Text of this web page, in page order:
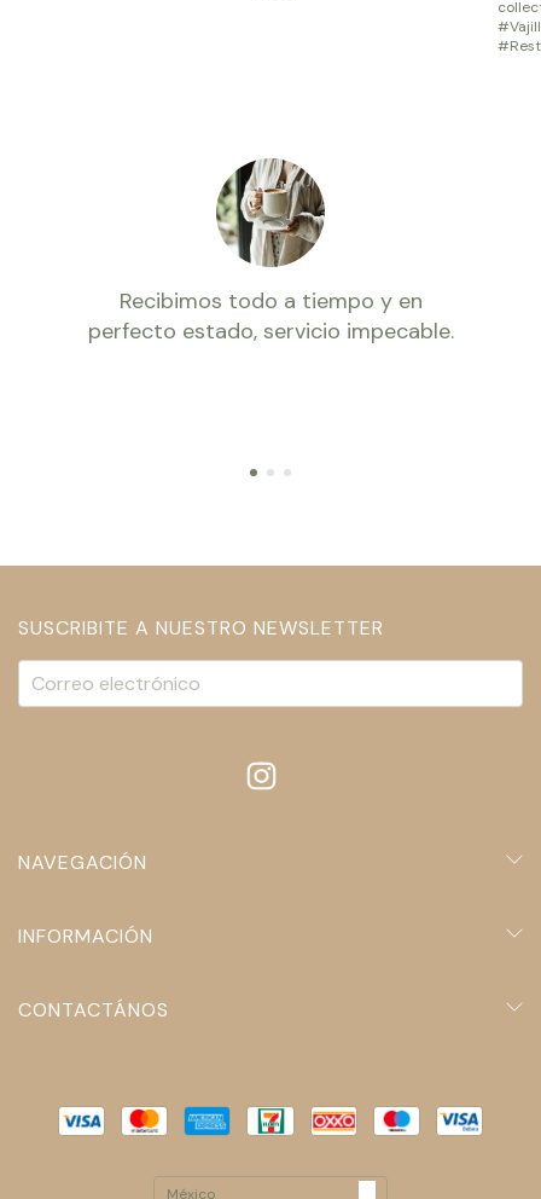
Recibimos todo a tiempo y en
perfecto estado, servicio impecable.
SUSCRIBITE A NUESTRO NEWSLETTER
NAVEGACIÓN
INFORMACIÓN
CONTACTÁNOS